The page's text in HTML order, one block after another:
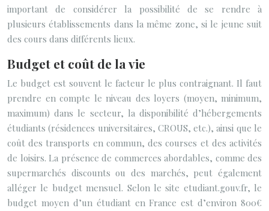
important de considérer la possibilité de se rendre à
plusieurs établissements dans la même zone, si le jeune suit
des cours dans différents lieux.
Budget et coût de la vie
Le budget est souvent le facteur le plus contraignant. Il faut
prendre en compte le niveau des loyers (moyen, minimum,
maximum) dans le secteur, la disponibilité d’hébergements
étudiants (résidences universitaires, CROUS, etc.), ainsi que le
coût des transports en commun, des courses et des activités
de loisirs. La présence de commerces abordables, comme des
supermarchés discounts ou des marchés, peut également
alléger le budget mensuel. Selon le site etudiant.gouv.fr, le
budget moyen d’un étudiant en France est d’environ 800€